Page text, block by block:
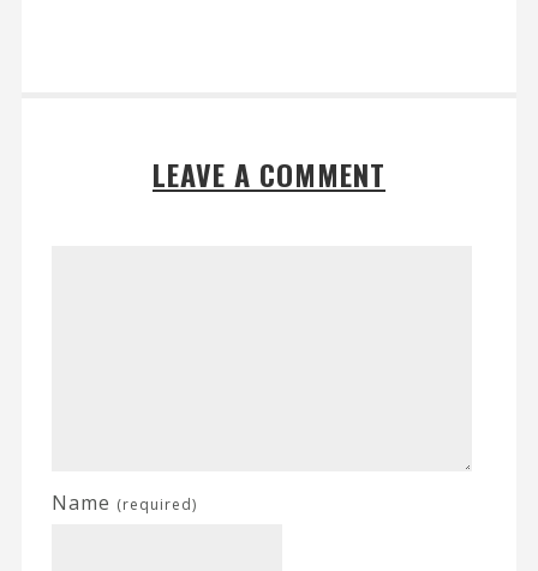
LEAVE A COMMENT
Name (required)